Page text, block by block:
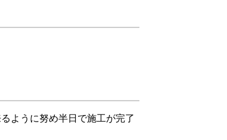
ように努め半日で施工が完了